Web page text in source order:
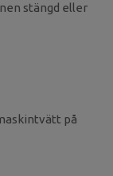
stängd eller
på